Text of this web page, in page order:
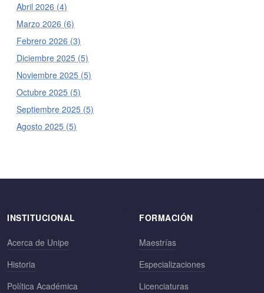
Abril 2026 (4)
Marzo 2026 (6)
Febrero 2026 (3)
Diciembre 2025 (5)
Noviembre 2025 (5)
Octubre 2025 (5)
Septiembre 2025 (5)
Agosto 2025 (5)
INSTITUCIONAL
Acerca de Unipe
Historia
Política Académica
FORMACIÓN
Maestrías
Especializaciones
Licenciaturas